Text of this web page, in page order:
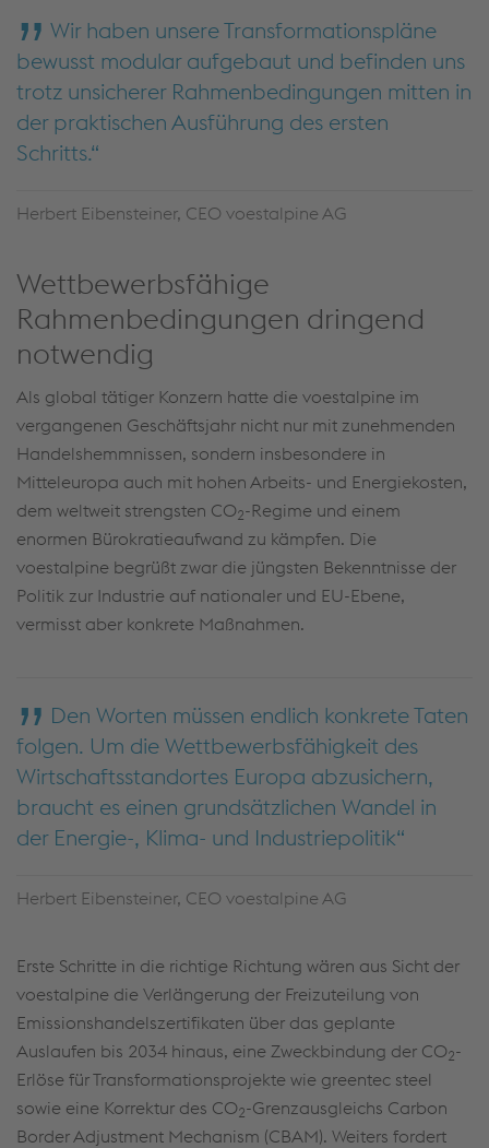
Wir haben unsere Transformationspläne
bewusst modular aufgebaut und befinden uns
trotz unsicherer Rahmenbedingungen mitten in
der praktischen Ausführung des ersten
Schritts.
Herbert Eibensteiner, CEO voestalpine AG
Wettbewerbsfähige
Rahmenbedingungen dringend
notwendig
Als global tätiger Konzern hatte die voestalpine im
vergangenen Geschäftsjahr nicht nur mit zunehmenden
Handelshemmnissen, sondern insbesondere in
Mitteleuropa auch mit hohen Arbeits- und Energiekosten,
dem weltweit strengsten CO2-Regime und einem
enormen Bürokratieaufwand zu kämpfen. Die
voestalpine begrüßt zwar die jüngsten Bekenntnisse der
Politik zur Industrie auf nationaler und EU-Ebene,
vermisst aber konkrete Maßnahmen.
Den Worten müssen endlich konkrete Taten
folgen. Um die Wettbewerbsfähigkeit des
Wirtschaftsstandortes Europa abzusichern,
braucht es einen grundsätzlichen Wandel in
der Energie-, Klima- und Industriepolitik
Herbert Eibensteiner, CEO voestalpine AG
Erste Schritte in die richtige Richtung wären aus Sicht der
voestalpine die Verlängerung der Freizuteilung von
Emissionshandelszertifikaten über das geplante
Auslaufen bis 2034 hinaus, eine Zweckbindung der CO2-
Erlöse für Transformationsprojekte wie greentec steel
sowie eine Korrektur des CO2-Grenzausgleichs Carbon
Border Adjustment Mechanism (CBAM). Weiters fordert